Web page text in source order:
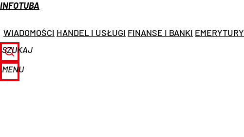
INFOTUBA
WIADOMOŚCI HANDEL I USŁUGI FINANSE I BANKI EMERYTURY
SZUKAJ
MENU